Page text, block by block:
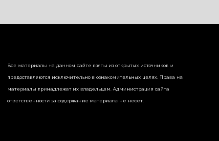
Все материалы на данном сайте взяты из открытых источников и
предоставляются исключительно в ознакомительных целях. Права на
материалы принадлежат их владельцам. Администрация сайта
ответственности за содержание материала не несет.